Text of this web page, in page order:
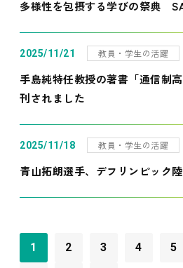
多様性を包摂する学びの祭典
2025/11/21 教員・学生の活躍
手島純特任教授の著書「通信制
刊されました
2025/11/18 教員・学生の活躍
青山拓朗選手、デフリンピック
1 2 3 4 5